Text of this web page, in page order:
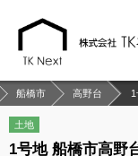
船橋市 高野台
土地
1号地 船橋市高